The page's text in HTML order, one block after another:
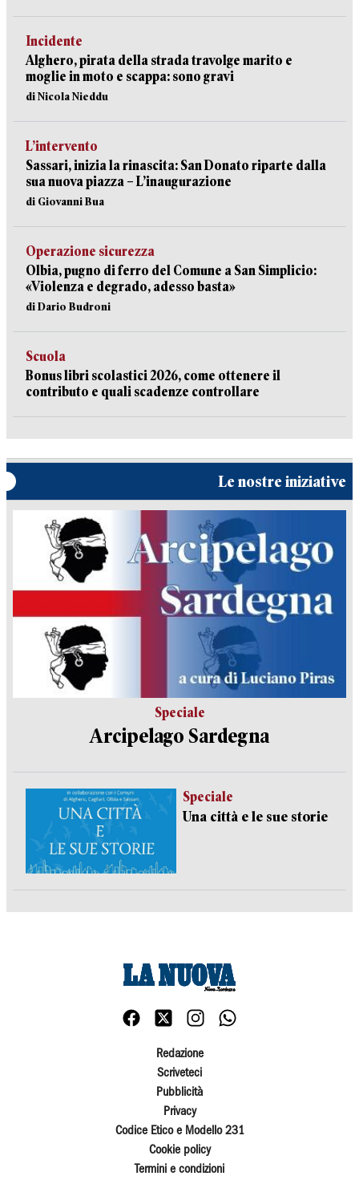
Incidente
Alghero, pirata della strada travolge marito e
moglie in moto e scappa: sono gravi
di Nicola Nieddu
L’intervento
Sassari, inizia la rinascita: San Donato riparte dalla
sua nuova piazza – L’inaugurazione
di Giovanni Bua
Operazione sicurezza
Olbia, pugno di ferro del Comune a San Simplicio:
«Violenza e degrado, adesso basta»
di Dario Budroni
Scuola
Bonus libri scolastici 2026, come ottenere il
contributo e quali scadenze controllare
Le nostre iniziative
Speciale
Arcipelago Sardegna
Speciale
Una città e le sue storie
Redazione
Scriveteci
Pubblicità
Privacy
Codice Etico e Modello 231
Cookie policy
Termini e condizioni